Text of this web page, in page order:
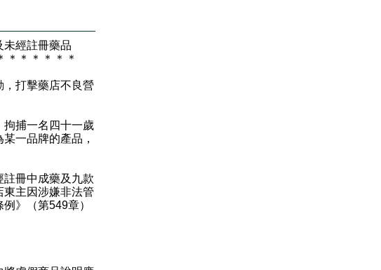
未經註冊藥品
＊ ＊ ＊ ＊ ＊ ＊
打擊藥店不良營
捕一名四十一歲
一品牌的產品，
冊中成藥及九款
主因涉嫌非法管
》（第549章）